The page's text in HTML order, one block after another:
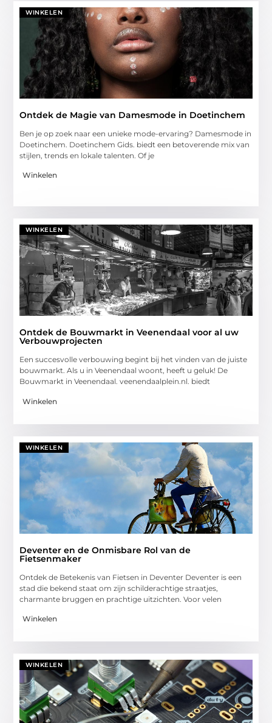
WINKELEN
Ontdek de Magie van Damesmode in Doetinchem
Ben je op zoek naar een unieke mode-ervaring? Damesmode in
Doetinchem. Doetinchem Gids. biedt een betoverende mix van
stijlen, trends en lokale talenten. Of je
Winkelen
WINKELEN
Ontdek de Bouwmarkt in Veenendaal voor al uw
Verbouwprojecten
Een succesvolle verbouwing begint bij het vinden van de juiste
bouwmarkt. Als u in Veenendaal woont, heeft u geluk! De
Bouwmarkt in Veenendaal. veenendaalplein.nl. biedt
Winkelen
WINKELEN
Deventer en de Onmisbare Rol van de
Fietsenmaker
Ontdek de Betekenis van Fietsen in Deventer Deventer is een
stad die bekend staat om zijn schilderachtige straatjes,
charmante bruggen en prachtige uitzichten. Voor velen
Winkelen
WINKELEN